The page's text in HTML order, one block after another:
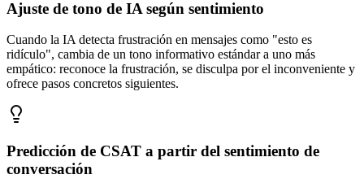
Ajuste de tono de IA según sentimiento
Cuando la IA detecta frustración en mensajes como "esto es
ridículo", cambia de un tono informativo estándar a uno más
empático: reconoce la frustración, se disculpa por el inconveniente y
ofrece pasos concretos siguientes.
Predicción de CSAT a partir del sentimiento de
conversación